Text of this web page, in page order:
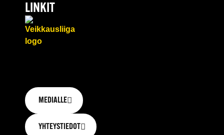
LINKIT
MEDIALLE
YHTEYSTIEDOT